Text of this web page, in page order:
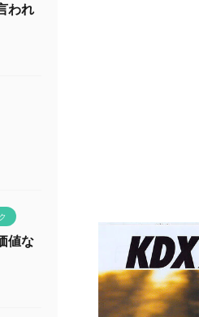
われ
値な